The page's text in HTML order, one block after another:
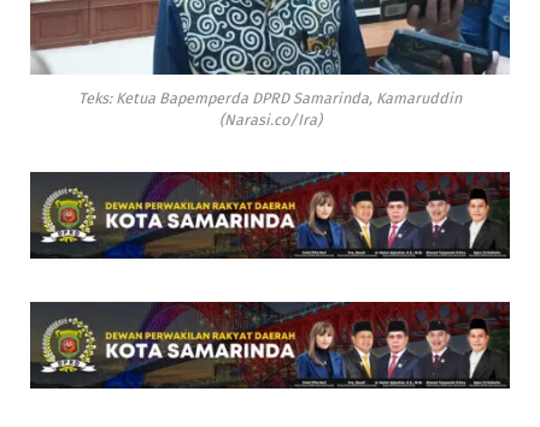
Teks: Ketua Bapemperda DPRD Samarinda, Kamaruddin
(Narasi.co/Ira)